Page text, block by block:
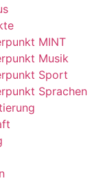
MINT
Musik
Sport
Sprachen